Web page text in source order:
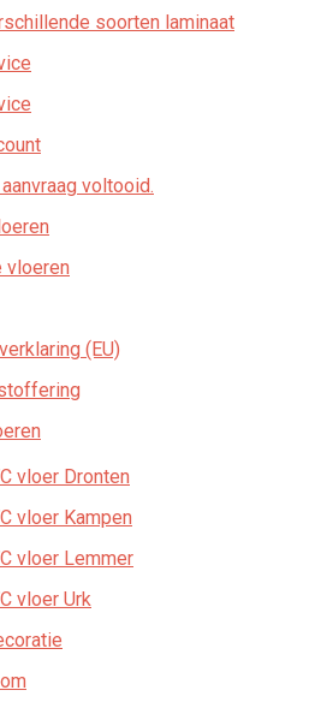
soorten laminaat
voltooid.
vloeren
(EU)
vloer Dronten
vloer Kampen
vloer Lemmer
vloer Urk